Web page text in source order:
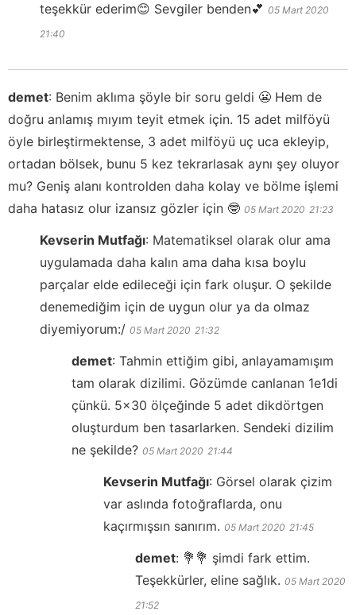
teşekkür ederim😊 Sevgiler benden💕 05 Mart 2020
21:40
demet: Benim aklıma şöyle bir soru geldi 😬 Hem de
doğru anlamış mıyım teyit etmek için. 15 adet milföyü
öyle birleştirmektense, 3 adet milföyü uç uca ekleyip,
ortadan bölsek, bunu 5 kez tekrarlasak aynı şey oluyor
mu? Geniş alanı kontrolden daha kolay ve bölme işlemi
daha hatasız olur izansız gözler için 🤓 05 Mart 2020 21:23
Kevserin Mutfağı: Matematiksel olarak olur ama
uygulamada daha kalın ama daha kısa boylu
parçalar elde edileceği için fark oluşur. O şekilde
denemediğim için de uygun olur ya da olmaz
diyemiyorum:/ 05 Mart 2020 21:32
demet: Tahmin ettiğim gibi, anlayamamışım
tam olarak dizilimi. Gözümde canlanan 1e1di
çünkü. 5x30 ölçeğinde 5 adet dikdörtgen
oluşturdum ben tasarlarken. Sendeki dizilim
ne şekilde? 05 Mart 2020 21:44
Kevserin Mutfağı: Görsel olarak çizim
var aslında fotoğraflarda, onu
kaçırmışsın sanırım. 05 Mart 2020 21:45
demet: 💐💐 şimdi fark ettim.
Teşekkürler, eline sağlık. 05 Mart 2020
21:52